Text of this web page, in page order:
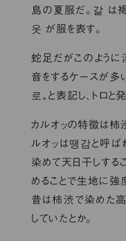
島の夏服だ。갈 は
옷 が服を表す。
蛇足だがこのよう
音をするケースが多
로〟と表記し、トロと
カルオッの特徴は柿
ルオッは땡감と呼ば
染めて天日干しする
めることで生地に強
昔は柿渋で染めた
していたとか。